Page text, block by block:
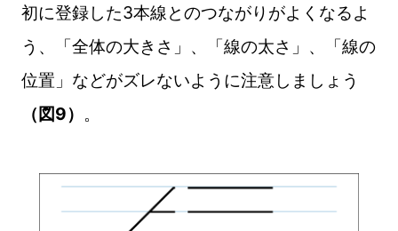
初に登録した3本線とのつながりがよくなるよ
う、「全体の大きさ」、「線の太さ」、「線の
位置」などがズレないように注意しましょう
（図9） 。